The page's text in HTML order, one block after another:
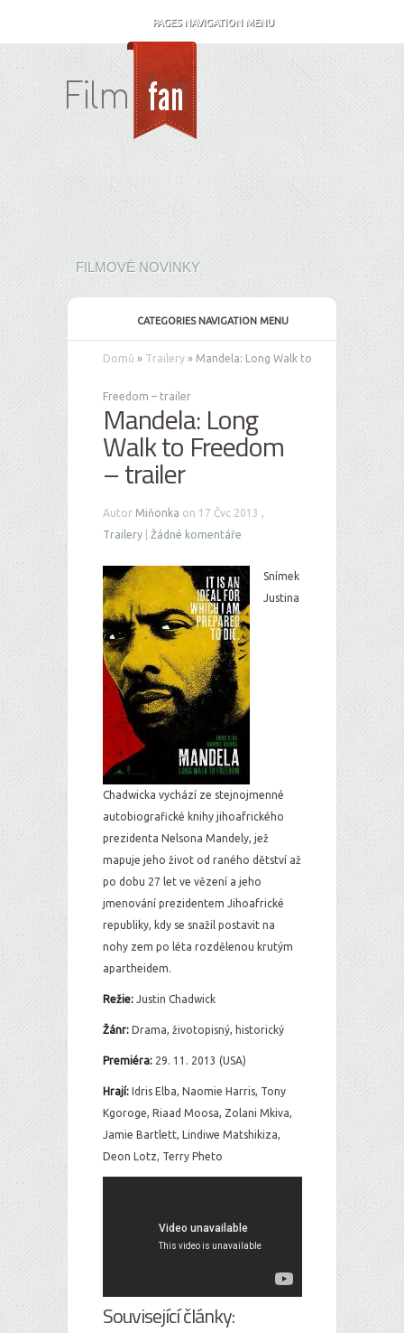
PAGES NAVIGATION MENU
FILMOVÉ NOVINKY
CATEGORIES NAVIGATION MENU
Domů » Trailery » Mandela: Long Walk to
Freedom – trailer
Mandela: Long
Walk to Freedom
– trailer
Autor Miňonka on 17 Čvc 2013 ,
Trailery
Žádné komentáře
Snímek
Justina
Chadwicka vychází ze stejnojmenné
autobiografické knihy jihoafrického
prezidenta Nelsona Mandely, jež
mapuje jeho život od raného dětství až
po dobu 27 let ve vězení a jeho
jmenování prezidentem Jihoafrické
republiky, kdy se snažil postavit na
nohy zem po léta rozdělenou krutým
apartheidem.
Režie: Justin Chadwick
Žánr: Drama, životopisný, historický
Premiéra: 29. 11. 2013 (USA)
Hrají: Idris Elba, Naomie Harris, Tony
Kgoroge, Riaad Moosa, Zolani Mkiva,
Jamie Bartlett, Lindiwe Matshikiza,
Deon Lotz, Terry Pheto
Související články: